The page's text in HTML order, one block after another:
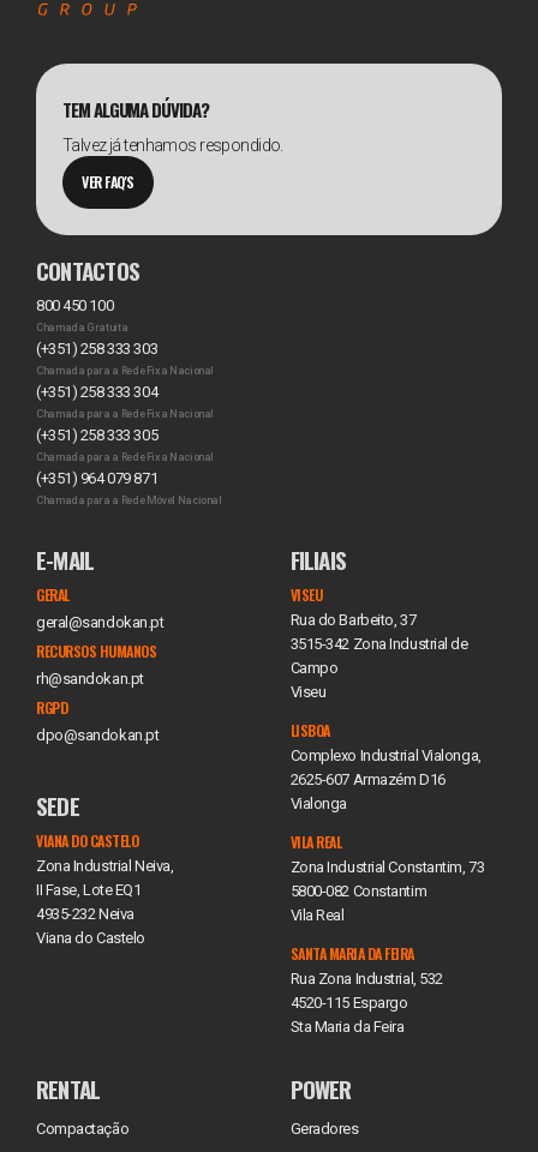
TEM ALGUMA DÚVIDA?
Talvez já tenhamos respondido.
VER FAQ'S
CONTACTOS
800 450 100
Chamada Gratuita
(+351) 258 333 303
Chamada para a Rede Fixa Nacional
(+351) 258 333 304
Chamada para a Rede Fixa Nacional
(+351) 258 333 305
Chamada para a Rede Fixa Nacional
(+351) 964 079 871
Chamada para a Rede Móvel Nacional
E-MAIL
GERAL
geral@sandokan.pt
RECURSOS HUMANOS
rh@sandokan.pt
RGPD
dpo@sandokan.pt
SEDE
VIANA DO CASTELO
Zona Industrial Neiva,
II Fase, Lote EQ1
4935-232 Neiva
Viana do Castelo
FILIAIS
VISEU
Rua do Barbeito, 37
3515-342 Zona Industrial de
Campo
Viseu
LISBOA
Complexo Industrial Vialonga,
2625-607 Armazém D16
Vialonga
VILA REAL
Zona Industrial Constantim, 73
5800-082 Constantim
Vila Real
SANTA MARIA DA FEIRA
Rua Zona Industrial, 532
4520-115 Espargo
Sta Maria da Feira
RENTAL
Compactação
POWER
Geradores